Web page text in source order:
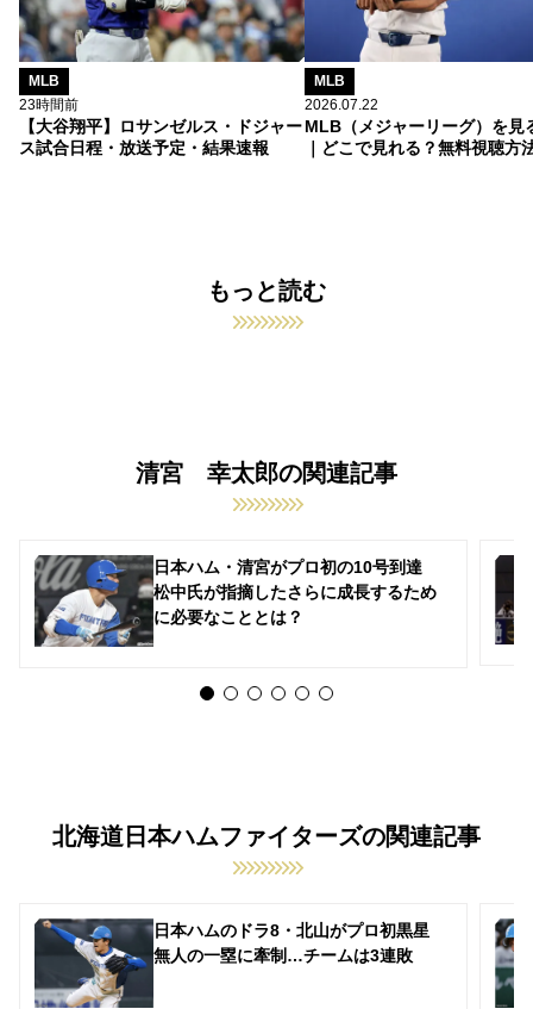
MLB
23時間前
【大谷翔平】ロサンゼルス・ドジャー
ス試合日程・放送予定・結果速報
MLB
2026.07.22
MLB（メジャーリーグ）を見
｜どこで見れる？無料視聴方
もっと読む
清宮 幸太郎の関連記事
日本ハム・清宮がプロ初の10号到達
松中氏が指摘したさらに成長するため
に必要なこととは？
北海道日本ハムファイターズの関連記事
日本ハムのドラ8・北山がプロ初黒星
無人の一塁に牽制…チームは3連敗